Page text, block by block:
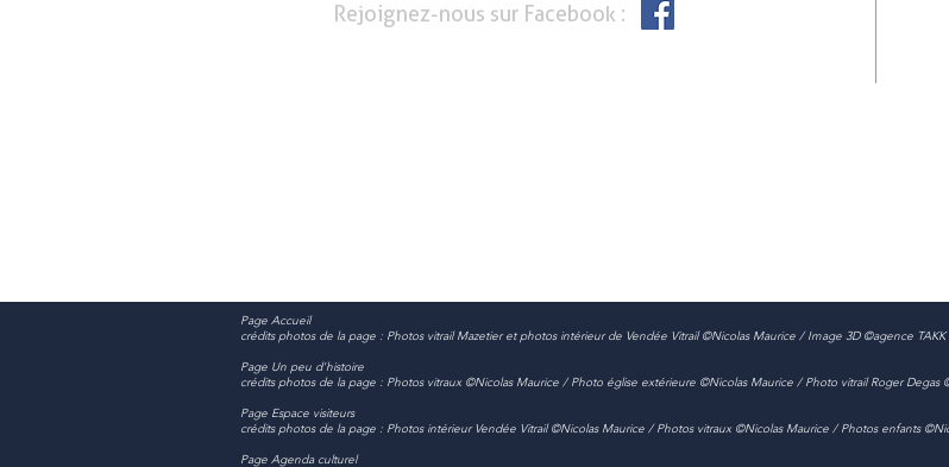
Rejoignez-nous sur Facebook :
Page Accueil
crédits photos de la page : Photos vitrail Mazetier et photos intérieur de Vendée Vitrail ©Nicolas Maurice / Image 3D ©agence
Page Un peu d'histoire
crédits photos de la page : Photos vitraux ©Nicolas Maurice / Photo église extérieure ©Nicolas Maurice / Photo vitrail Roger Degas
Page Espace visiteurs
crédits photos de la page : Photos intérieur Vendée Vitrail ©Nicolas Maurice / Photos vitraux ©Nicolas Maurice / Photos enfants
Page Agenda culturel